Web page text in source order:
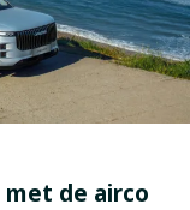
de airco